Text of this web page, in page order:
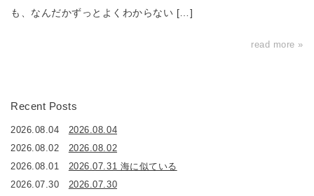
も、なんだかずっとよくわからない […]
read more »
Recent Posts
2026.08.04
2026.08.04
2026.08.02
2026.08.02
2026.08.01
2026.07.31 海に似ている
2026.07.30
2026.07.30